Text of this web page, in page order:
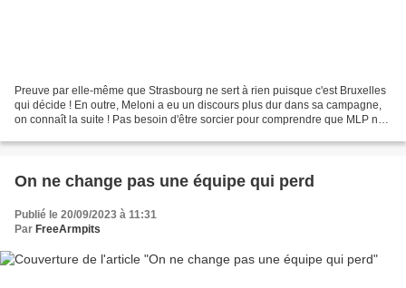
Preuve par elle-même que Strasbourg ne sert à rien puisque c'est Bruxelles
qui décide ! En outre, Meloni a eu un discours plus dur dans sa campagne,
on connaît la suite ! Pas besoin d'être sorcier pour comprendre que MLP ne
On ne change pas une équipe qui perd
Publié le 20/09/2023 à 11:31
Par FreeArmpits